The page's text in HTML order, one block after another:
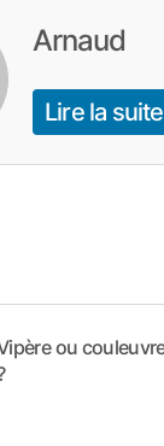
Arnaud
Lire la suite
ou